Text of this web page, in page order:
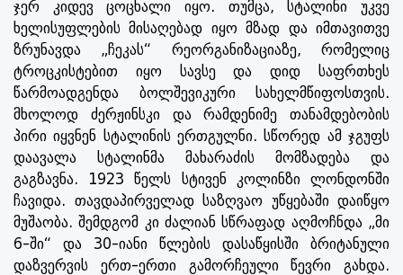
ჯერ კიდევ ცოცხალი იყო. თუმცა, სტალინი უკვე
ხელისუფლების მისაღებად იყო მზად და იმთავითვე
ზრუნავდა „ჩეკას“ რეორგანიზაციაზე, რომელიც
ტროცკისტებით იყო სავსე და დიდ საფრთხეს
წარმოადგენდა ბოლშევიკური სახელმწიფოსთვის.
მხოლოდ ძერჟინსკი და რამდენიმე თანამდებობის
პირი იყვნენ სტალინის ერთგულნი. სწორედ ამ ჯგუფს
დაავალა სტალინმა მახარაძის მომზადება და
გაგზავნა. 1923 წელს სტივენ კოლინზი ლონდონში
ჩავიდა. თავდაპირველად საზღვაო უწყებაში დაიწყო
მუშაობა. შემდგომ კი ძალიან სწრაფად აღმოჩნდა „მი
6-ში“ და 30-იანი წლების დასაწყისში ბრიტანული
დაზვერვის ერთ-ერთი გამორჩეული წევრი გახდა.